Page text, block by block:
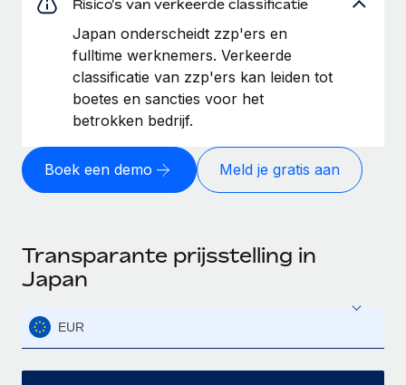
Risico's van verkeerde classificatie
Japan onderscheidt zzp'ers en
fulltime werknemers. Verkeerde
classificatie van zzp'ers kan leiden tot
boetes en sancties voor het
betrokken bedrijf.
Boek een demo Meld je gratis aan
Transparante prijsstelling in
Japan
EUR